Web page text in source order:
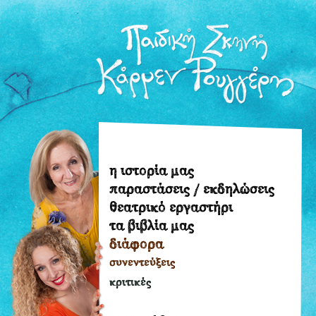
η ιστορία μας
παραστάσεις / εκδηλώσεις
θεατρικό εργαστήρι
τα βιβλία μας
διάφορα
συνεντεύξεις
κριτικές
η
ιστορία
μας
παραστάσεις
/
εκδηλώσεις
θεατρικό
εργαστήρι